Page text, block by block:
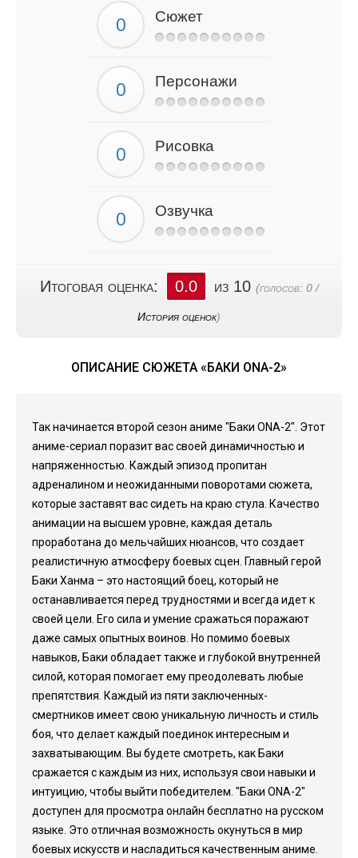
Сюжет
Персонажи
Рисовка
Озвучка
Итоговая оценка: 0.0 из 10 (голосов: 0/
История оценок)
ОПИСАНИЕ СЮЖЕТА «БАКИ ONA-2»
Так начинается второй сезон аниме "Баки ONA-2". Этот
аниме-сериал поразит вас своей динамичностью и
напряженностью. Каждый эпизод пропитан
адреналином и неожиданными поворотами сюжета,
которые заставят вас сидеть на краю стула. Качество
анимации на высшем уровне, каждая деталь
проработана до мельчайших нюансов, что создает
реалистичную атмосферу боевых сцен. Главный герой
Баки Ханма – это настоящий боец, который не
останавливается перед трудностями и всегда идет к
своей цели. Его сила и умение сражаться поражают
даже самых опытных воинов. Но помимо боевых
навыков, Баки обладает также и глубокой внутренней
силой, которая помогает ему преодолевать любые
препятствия. Каждый из пяти заключенных-
смертников имеет свою уникальную личность и стиль
боя, что делает каждый поединок интересным и
захватывающим. Вы будете смотреть, как Баки
сражается с каждым из них, используя свои навыки и
интуицию, чтобы выйти победителем. "Баки ONA-2"
доступен для просмотра онлайн бесплатно на русском
языке. Это отличная возможность окунуться в мир
боевых искусств и насладиться качественным аниме.